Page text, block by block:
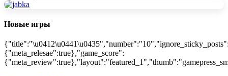
Новые игры
{"meta_relesae":true},"game_score":